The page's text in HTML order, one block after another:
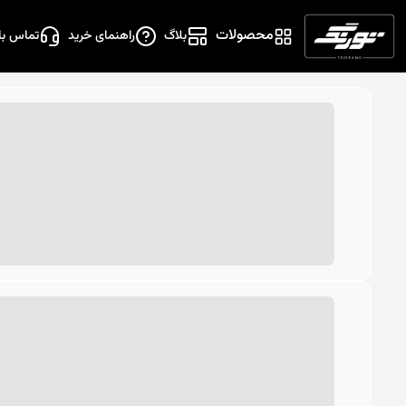
محصولات بلاگ راهنمای خرید تماس